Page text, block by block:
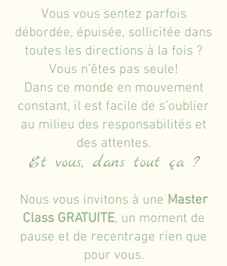
Vous vous sentez parfois
débordée, épuisée, sollicitée dans
toutes les directions à la fois ?
Vous n’êtes pas seule!
Dans ce monde en mouvement
constant, il est facile de s’oublier
au milieu des responsabilités et
des attentes.
Et vous, dans tout ça ?
Nous vous invitons à une Master
Class GRATUITE, un moment de
pause et de recentrage rien que
pour vous.